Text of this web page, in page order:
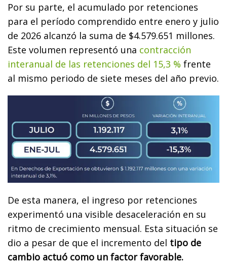
Por su parte, el acumulado por retenciones
para el período comprendido entre enero y julio
de 2026 alcanzó la suma de $4.579.651 millones.
Este volumen representó una contracción
interanual de las retenciones del 15,3 % frente
al mismo periodo de siete meses del año previo.
De esta manera, el ingreso por retenciones
experimentó una visible desaceleración en su
ritmo de crecimiento mensual. Esta situación se
dio a pesar de que el incremento del tipo de
cambio actuó como un factor favorable.